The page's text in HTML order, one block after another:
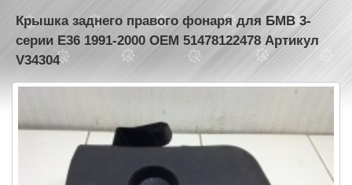
Крышка заднего правого фонаря для БМВ 3-
серии Е36 1991-2000 OEM 51478122478 Артикул
V34304